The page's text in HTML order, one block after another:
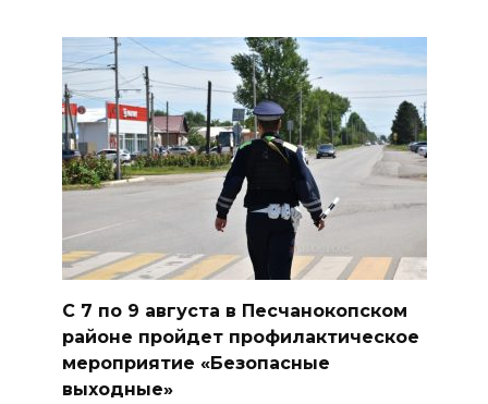
Бесплатные путевки для 17
тысяч детей: в Ростовской
области продолжается
оздоровительная кампания
07 августа 2026 18:30
Судьба аварийного особняка
в донской столице
07 августа 2026 18:28
«Метеор» «Андрей Байков»
С 7 по 9 августа в Песчанокопском
районе пройдет профилактическое
мероприятие «Безопасные
выходные»